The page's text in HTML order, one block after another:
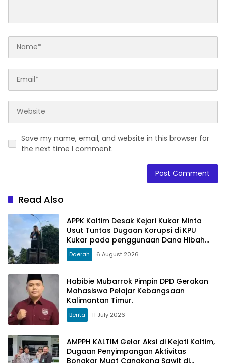
Save my name, email, and website in this browser for
the next time I comment.
Read Also
APPK Kaltim Desak Kejari Kukar Minta
Usut Tuntas Dugaan Korupsi di KPU
Kukar pada penggunaan Dana Hibah
PSU Kukar Tahun 2025
Daerah 6 August 2026
Habibie Mubarrok Pimpin DPD Gerakan
Mahasiswa Pelajar Kebangsaan
Kalimantan Timur.
Berita 11 July 2026
AMPPH KALTIM Gelar Aksi di Kejati Kaltim,
Dugaan Penyimpangan Aktivitas